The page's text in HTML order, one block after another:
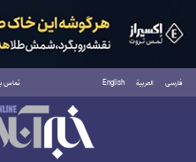
فارسی العربية English تماس
پنجشنبه ۱۵ مرداد ۱۴۰۵